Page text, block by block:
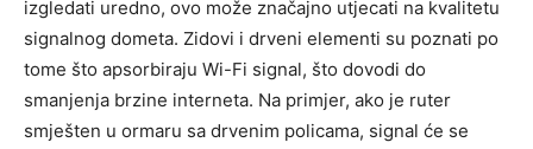
izgledati uredno, ovo može značajno utjecati na kvalitetu
signalnog dometa. Zidovi i drveni elementi su poznati po
tome što apsorbiraju Wi-Fi signal, što dovodi do
smanjenja brzine interneta. Na primjer, ako je ruter
smješten u ormaru sa drvenim policama, signal će se